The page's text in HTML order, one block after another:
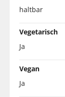
haltbar
Vegetarisch
Ja
Vegan
Ja